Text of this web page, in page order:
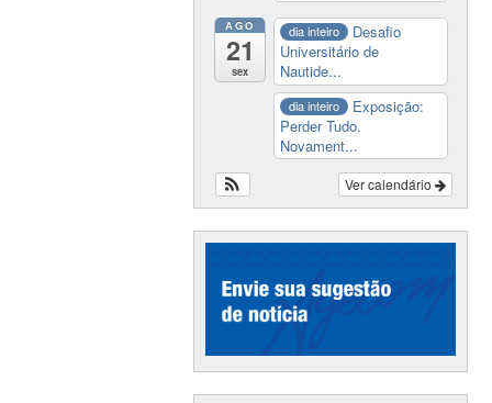
AGO
21
sex
dia inteiro
Desafio
Universitário de
Nautide...
dia inteiro
Exposição:
Perder Tudo.
Novament...
Ver calendário